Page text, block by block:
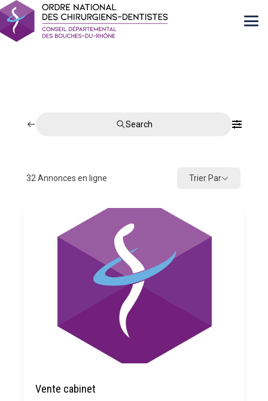
Search
32 Annonces en ligne Trier Par
Vente cabinet